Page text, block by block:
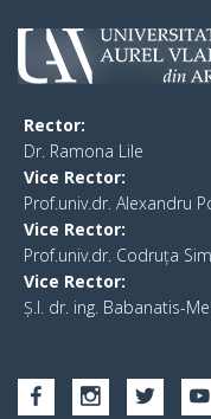
Rector:
​Dr. Ramona Lile
Vice Rector:
Prof.univ.dr. Alexandru
Vice Rector:
Prof.univ.dr. Codruța
Vice Rector:
Ș.I. dr. ing. Babanatis-